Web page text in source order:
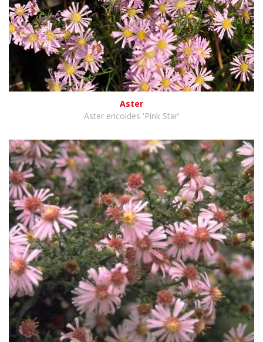
Aster
Aster ericoides 'Pink Star'